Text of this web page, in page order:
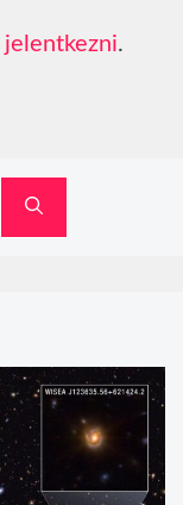
jelentkezni.